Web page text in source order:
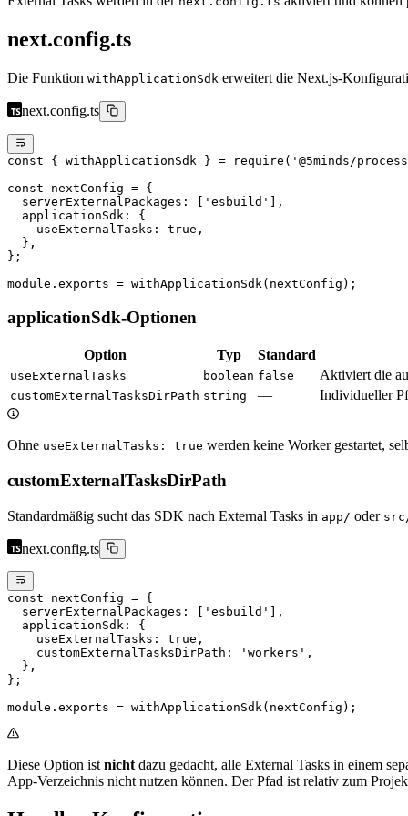
next.config.ts
Die Funktion withApplicationSdk erweitert die Next.js-
next.config.ts
const { withApplicationSdk } = require ( '@5minds/
const nextConfig = {
  serverExternalPackages: [
'esbuild'
],
  applicationSdk: {
    useExternalTasks:
true ,
  },
};
module . exports = withApplicationSdk (nextConfig);
applicationSdk-Optionen
Option Typ Standard
useExternalTasks boolean false Aktiviert die
customExternalTasksDirPath string — Individueller
Ohne useExternalTasks: true werden keine Worker gestartet,
customExternalTasksDirPath
Standardmäßig sucht das SDK nach External Tasks in app/ oder
next.config.ts
const nextConfig = {
  serverExternalPackages: [
'esbuild'
],
  applicationSdk: {
    useExternalTasks:
true ,
    customExternalTasksDirPath:
'workers' ,
  },
};
module . exports = withApplicationSdk(nextConfig);
Diese Option istnichtdazu gedacht, alle External Tasks in einem
App-Verzeichnis nicht nutzen können. Der Pfad ist relativ zum